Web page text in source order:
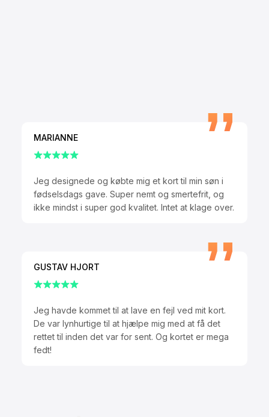
MARIANNE
Jeg designede og købte mig et kort til min søn i
fødselsdags gave. Super nemt og smertefrit, og
ikke mindst i super god kvalitet. Intet at klage over.
GUSTAV HJORT
Jeg havde kommet til at lave en fejl ved mit kort.
De var lynhurtige til at hjælpe mig med at få det
rettet til inden det var for sent. Og kortet er mega
fedt!